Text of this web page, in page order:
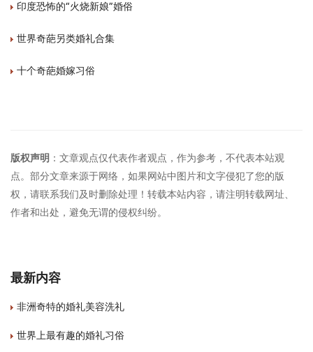
印度恐怖的“火烧新娘”婚俗
世界奇葩另类婚礼合集
十个奇葩婚嫁习俗
版权声明 ：文章观点仅代表作者观点，作为参考，不代表本站观
点。部分文章来源于网络，如果网站中图片和文字侵犯了您的版
权，请联系我们及时删除处理！转载本站内容，请注明转载网址、
作者和出处，避免无谓的侵权纠纷。
最新内容
非洲奇特的婚礼美容洗礼
世界上最有趣的婚礼习俗